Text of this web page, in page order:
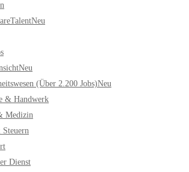
Neu
Neu
(über 2.200 Jobs)Neu
& Handwerk
Medizin
Steuern
Dienst